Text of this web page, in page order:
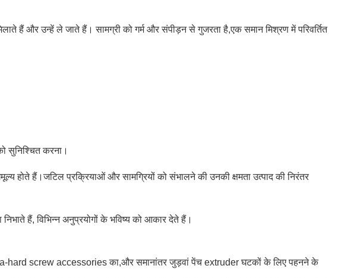
हैं और उन्हें ले जाते हैं। सामग्री को गर्म और संपीड़न से गुजरता है,एक समान मिश्रण में परिवर्तित
सुनिश्चित करना।
हैं।जटिल प्रक्रियाओं और सामग्रियों को संभालने की उनकी क्षमता उत्पाद की निरंतर
हैं, विभिन्न अनुप्रयोगों के भविष्य को आकार देते हैं।
hard screw accessories का,और समानांतर जुड़वां पेंच extruder घटकों के लिए पहनने के